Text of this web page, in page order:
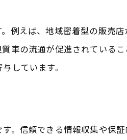
田市の中古車購入体験
ための成田市のポイント
びの失敗回避ポイント
古車を賢く選ぶ秘訣
したい成田市の安心基準
古車選びの具体策
例えば、地域密着型の販売
車の流通が促進されている
しています。
。信頼できる情報収集や保